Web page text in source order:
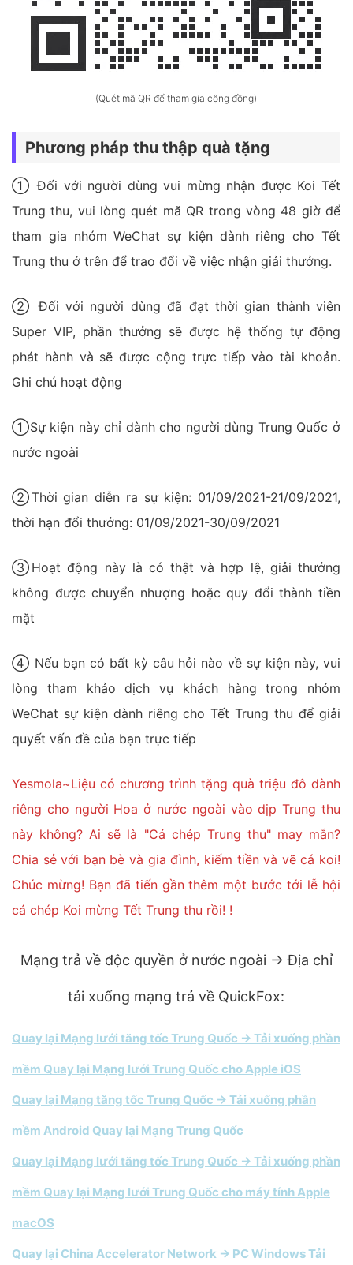
(Quét mã QR để tham gia cộng đồng)
Phương pháp thu thập quà tặng
① Đối với người dùng vui mừng nhận được Koi Tết
Trung thu, vui lòng quét mã QR trong vòng 48 giờ để
tham gia nhóm WeChat sự kiện dành riêng cho Tết
Trung thu ở trên để trao đổi về việc nhận giải thưởng.
② Đối với người dùng đã đạt thời gian thành viên
Super VIP, phần thưởng sẽ được hệ thống tự động
phát hành và sẽ được cộng trực tiếp vào tài khoản.
Ghi chú hoạt động
①Sự kiện này chỉ dành cho người dùng Trung Quốc ở
nước ngoài
②Thời gian diễn ra sự kiện: 01/09/2021-21/09/2021,
thời hạn đổi thưởng: 01/09/2021-30/09/2021
③Hoạt động này là có thật và hợp lệ, giải thưởng
không được chuyển nhượng hoặc quy đổi thành tiền
mặt
④ Nếu bạn có bất kỳ câu hỏi nào về sự kiện này, vui
lòng tham khảo dịch vụ khách hàng trong nhóm
WeChat sự kiện dành riêng cho Tết Trung thu để giải
quyết vấn đề của bạn trực tiếp
Yesmola~Liệu có chương trình tặng quà triệu đô dành
riêng cho người Hoa ở nước ngoài vào dịp Trung thu
này không? Ai sẽ là "Cá chép Trung thu" may mắn?
Chia sẻ với bạn bè và gia đình, kiếm tiền và vẽ cá koi!
Chúc mừng! Bạn đã tiến gần thêm một bước tới lễ hội
cá chép Koi mừng Tết Trung thu rồi! !
Mạng trả về độc quyền ở nước ngoài → Địa chỉ
tải xuống mạng trả về QuickFox:
Quay lại Mạng lưới tăng tốc Trung Quốc → Tải xuống phần
mềm Quay lại Mạng lưới Trung Quốc cho Apple iOS
Quay lại Mạng tăng tốc Trung Quốc → Tải xuống phần
mềm Android Quay lại Mạng Trung Quốc
Quay lại Mạng lưới tăng tốc Trung Quốc → Tải xuống phần
mềm Quay lại Mạng lưới Trung Quốc cho máy tính Apple
macOS
Quay lại China Accelerator Network → PC Windows Tải